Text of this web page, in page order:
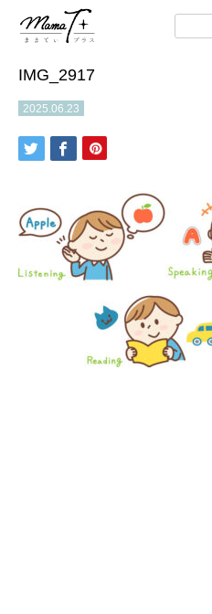
索:
IMG_2917
2025.06.23
トップ
暮らしの小ワザ
子育て
季節の行事やお出かけ